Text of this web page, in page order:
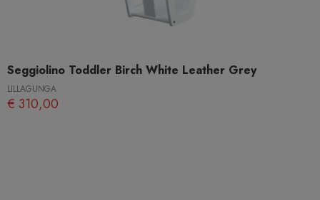
Seggiolino Toddler Birch White Leather Grey
LILLAGUNGA
€ 310,00